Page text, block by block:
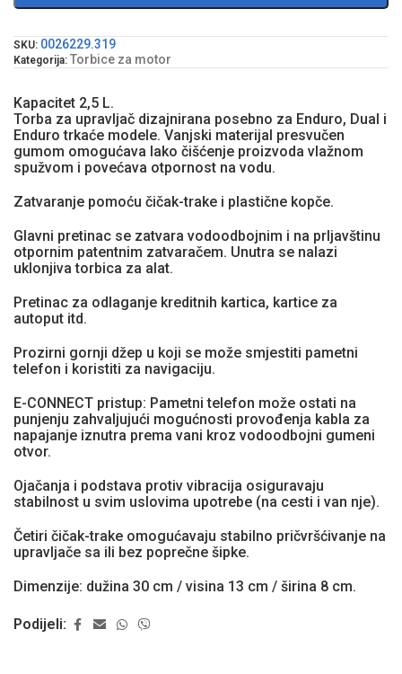
SKU: 0026229.319
Kategorija: Torbice za motor
Kapacitet 2,5 L.
Torba za upravljač dizajnirana posebno za Enduro, Dual i
Enduro trkaće modele. Vanjski materijal presvučen
gumom omogućava lako čišćenje proizvoda vlažnom
spužvom i povećava otpornost na vodu.
Zatvaranje pomoću čičak-trake i plastične kopče.
Glavni pretinac se zatvara vodoodbojnim i na prljavštinu
otpornim patentnim zatvaračem. Unutra se nalazi
uklonjiva torbica za alat.
Pretinac za odlaganje kreditnih kartica, kartice za
autoput itd.
Prozirni gornji džep u koji se može smjestiti pametni
telefon i koristiti za navigaciju.
E-CONNECT pristup: Pametni telefon može ostati na
punjenju zahvaljujući mogućnosti provođenja kabla za
napajanje iznutra prema vani kroz vodoodbojni gumeni
otvor.
Ojačanja i podstava protiv vibracija osiguravaju
stabilnost u svim uslovima upotrebe (na cesti i van nje).
Četiri čičak-trake omogućavaju stabilno pričvršćivanje na
upravljače sa ili bez poprečne šipke.
Dimenzije: dužina 30 cm / visina 13 cm / širina 8 cm.
Podijeli: